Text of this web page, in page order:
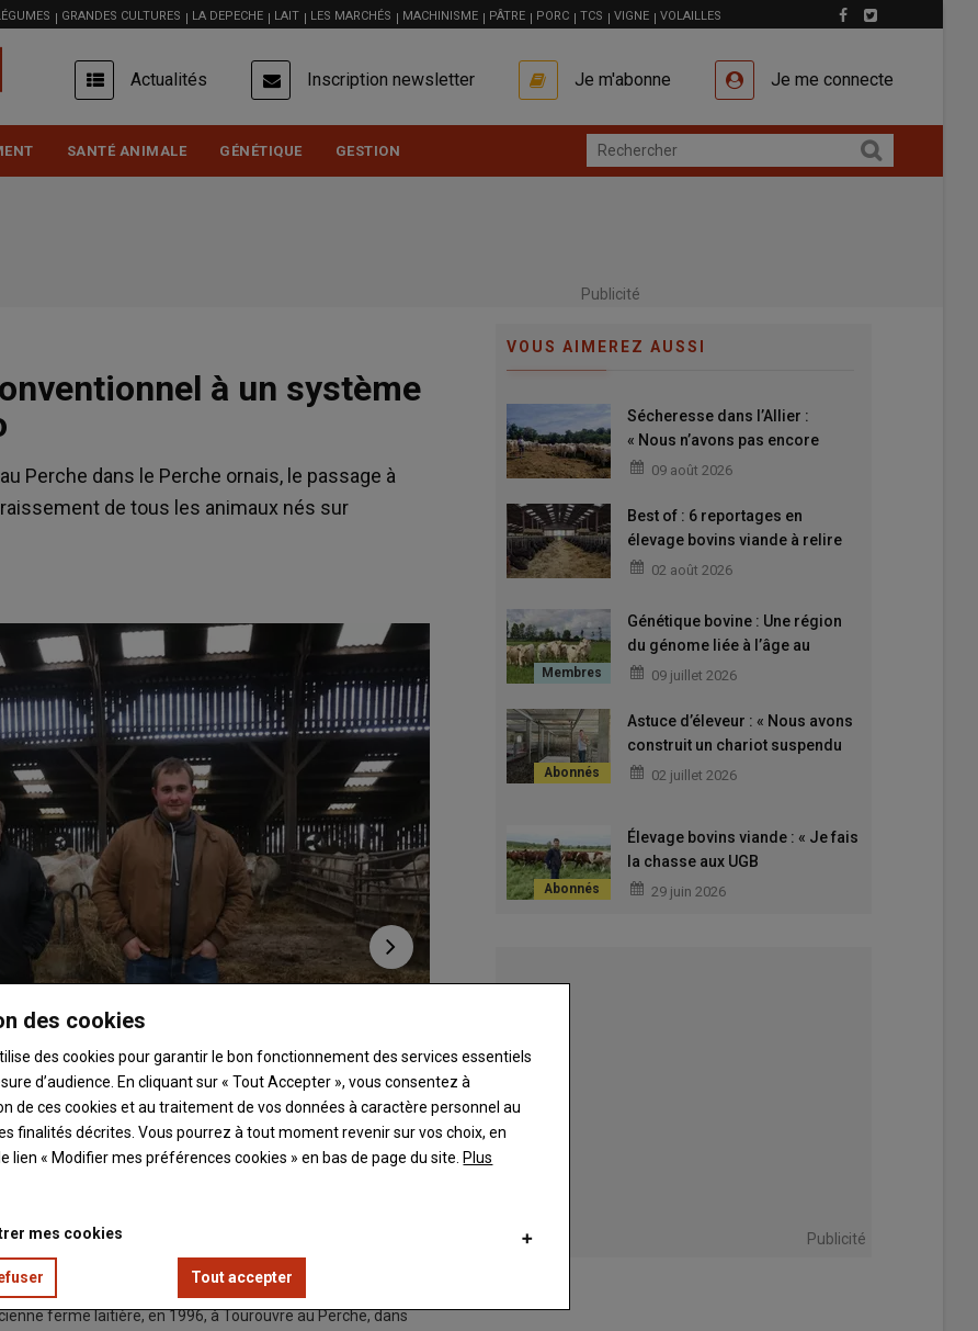
GRANDES CULTURES LA DEPECHE LAIT LES MARCHÉS MACHINISME PÂTRE PORC TCS VIGNE VOLAILLES
USER
ACCOUNT
MENU
Actualités Inscription newsletter Je m'abonne Je me connecte
SANTÉ ANIMALE GÉNÉTIQUE GESTION
Publicité
à un système
Perche dans le Perche ornais, le passage à
de tous les animaux nés sur
de passer l’exploitation en agriculture biologique sans finir
cette phase."
ferme laitière, en 1996, à Tourouvre au Perche, dans
VOUS AIMEREZ AUSSI
Sécheresse dans l’Allier :
« Nous n’avons pas encore
décidé si on vend ou si on
09 août 2026
Best of : 6 reportages en
élevage bovins viande à relire
pendant l’été
02 août 2026
Génétique bovine : Une région
du génome liée à l’âge au
premier vêlage
09 juillet 2026
Astuce d’éleveur : « Nous avons
construit un chariot suspendu
de paillage pour un ancien
02 juillet 2026
Élevage bovins viande : « Je fais
la chasse aux UGB
improductifs »
29 juin 2026
Publicité
des cookies
des cookies pour garantir le bon fonctionnement des services essentiels
d’audience. En cliquant sur « Tout Accepter », vous consentez à
de ces cookies et au traitement de vos données à caractère personnel au
finalités décrites. Vous pourrez à tout moment revenir sur vos choix, en
lien « Modifier mes préférences cookies » en bas de page du site. Plus
mes cookies
Tout accepter